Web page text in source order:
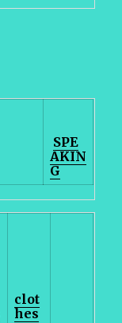
SPE
AKIN
G
clot
hes